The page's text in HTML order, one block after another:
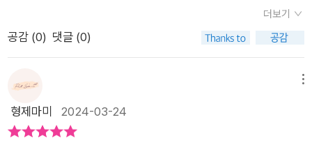
많은 관심을 가지고 있어요. 이 외에도 일련번호, 격리등급, 타입,
코드명, 설명, 특수 격리 절차 등 함께 수록되어 있어요.
이어지는 이야기에 조금 당황했다. 1~6편은 어떤지 모르겠지만,
8편은 7편을 읽고 읽는게 더 좋을듯하다. 암튼, 에밀리는 2217
다고 하지만 에밀리는 제임슨이 부신교를 싫어한다며 반대한다.
크림슨은 에밀리의 의견을 존중해 주었고, 그녀의 말대로 조사해
보기로 한다.크림슨과 에밀리가 조사를 위해 자리를 비운 사이,
제쯤 만나 볼 수 있을지 물어보기까지 헀었답니다!​<SCP 재단 2
>는 어딨어?차에 있어요! ​고등 형, 야자 시간 전에 저녁도시락을
다. ​그러고보니 차안에 몇몇권 책이 있었는데 모두 '올드 스테어
즈'출판사의 책들이였네요. ​​기다리던 <SCP 재단 8>의 내용을
간단히 살펴볼까요?​세계 각지의 초자연적인 존재들을 확보하고
더보기
공감 (0) 댓글 (0)
형제마미 2024-03-24